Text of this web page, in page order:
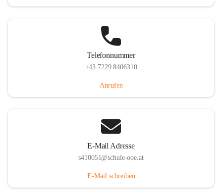
Telefonnummer
+43 7229 8406310
Anrufen
E-Mail Adresse
s410051@schule-ooe.at
E-Mail schreiben